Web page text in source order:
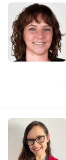
T
J